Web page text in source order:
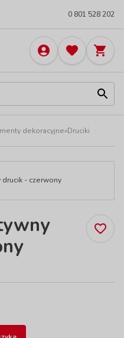
0 801 528 202
dekoracyjne»Druciki